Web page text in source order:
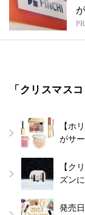
「クリスマス
【ホ
がサ
【ク
ズン
発売